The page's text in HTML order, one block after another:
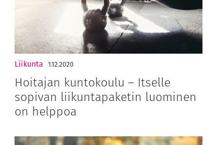
Liikunta 1.12.2020
Hoitajan kuntokoulu – Itselle
sopivan liikuntapaketin luominen
on helppoa